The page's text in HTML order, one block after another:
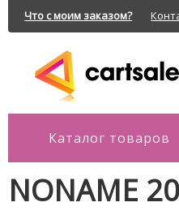
Что с моим заказом?
Каталог товаров
NONAME